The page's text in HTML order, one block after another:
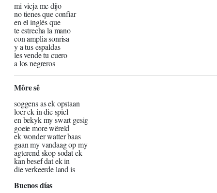
mi vieja me dijo
no tienes que confiar
en el inglés que
te estrecha la mano
con amplia sonrisa
y a tus espaldas
les vende tu cuero
a los negreros
Môre sê
soggens as ek opstaan
loer ek in die spiel
en bekyk my swart gesig
goeie more wêreld
ek wonder watter baas
gaan my vandaag op my
agterend skop sodat ek
kan besef dat ek in
die verkeerde land is
Buenos días